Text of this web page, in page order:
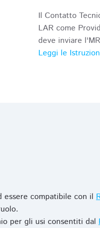
Il Contatto
LAR come
deve inviare
Leggi le
essere compatibile con il
per gli usi consentiti dal